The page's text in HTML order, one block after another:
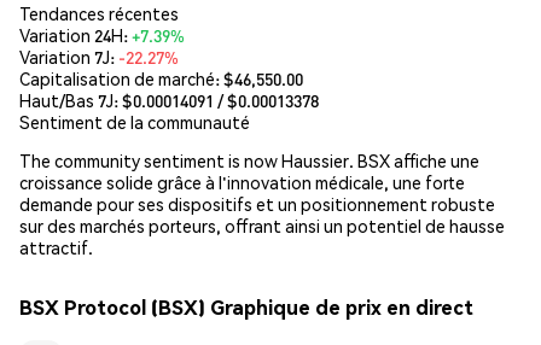
Tendances récentes
Variation 24H:+7.39%
Variation 7J: -22.27%
Capitalisation de marché:$46,550.00
Haut/Bas 7J: $0.00014091 / $0.00013378
Sentiment de la communauté
The community sentiment is now Haussier. BSX affiche une
croissance solide grâce à l'innovation médicale, une forte
demande pour ses dispositifs et un positionnement robuste
sur des marchés porteurs, offrant ainsi un potentiel de hausse
attractif.
BSX Protocol (BSX) Graphique de prix en direct